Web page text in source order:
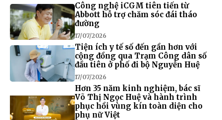
Công nghệ iCGM tiên tiến từ
Abbott hỗ trợ chăm sóc đái tháo
đường
17/07/2026
Tiện ích y tế số đến gần hơn với
cộng đồng qua Trạm Công dân số
đầu tiên ở phố đi bộ Nguyễn Huệ
17/07/2026
Hơn 35 năm kinh nghiệm, bác sĩ
Võ Thị Ngọc Huệ và hành trình
phục hồi vùng kín toàn diện cho
phụ nữ Việt